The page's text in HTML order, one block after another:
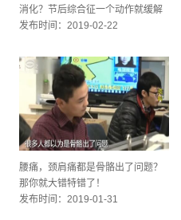
消化？节后综合征一个动作就缓解
发布时间：2019-02-22
腰痛，颈肩痛都是骨骼出了问题？
那你就大错特错了！
发布时间：2019-01-31